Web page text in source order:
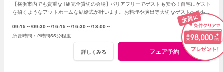
【横浜市内でも貴重な1組完全貸切の会場】バリアフリーでゲストも安心！自宅にゲスト
を招くようなアットホームな結婚式が叶います。お料理や演出等大切なゲストへのおも
09:15～ 09:30～ 16:15～ 16:30～ 18:00～
2時間55分程度
詳しくみる フェア予約